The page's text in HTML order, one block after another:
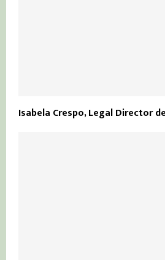
Isabela Crespo, Legal Director